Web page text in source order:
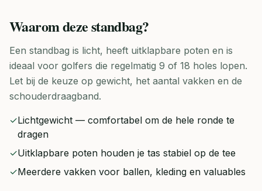
Waarom dezestandbag?
Een standbag is licht, heeft uitklapbare poten en is
ideaal voor golfers die regelmatig 9 of 18 holes lopen.
Let bij de keuze op gewicht, het aantal vakken en de
schouderdraagband.
✓Lichtgewicht — comfortabel om de hele ronde te
dragen
✓Uitklapbare poten houden je tas stabiel op de tee
✓Meerdere vakken voor ballen, kleding en valuables